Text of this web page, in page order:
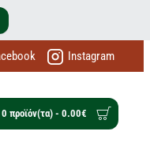
Instagram
0 προϊόν(τα) - 0.00€